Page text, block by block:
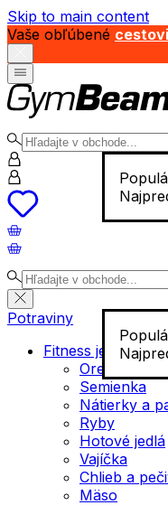
Skip to main content
Vaše obľúbené
Potraviny
Fitness jedlo
Orechy
Semienka
Nátierky a
Ryby
Hotové jedlá
Vajíčka
Chlieb a
Mäso